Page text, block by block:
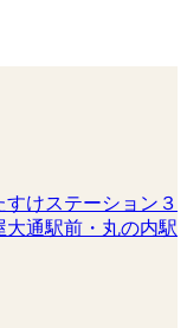
すけステーション３
大通駅前・丸の内駅